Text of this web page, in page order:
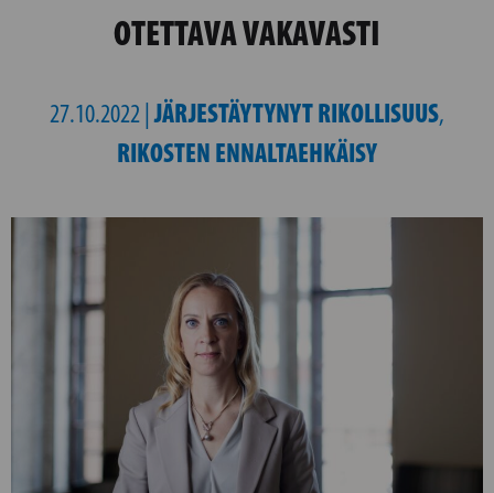
OTETTAVA VAKAVASTI
27.10.2022 |JÄRJESTÄYTYNYT RIKOLLISUUS,
RIKOSTEN ENNALTAEHKÄISY